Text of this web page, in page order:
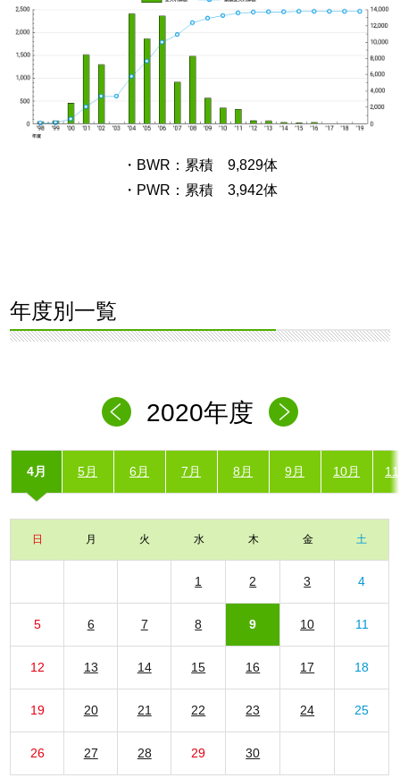
・BWR：累積 9,829体
・PWR：累積 3,942体
年度別一覧
2020年度
4月 5月 6月 7月 8月 9月 10月
日 月 火 水 木 金 土
1 2 3 4
5 6 7 8 9 10 11
12 13 14 15 16 17 18
19 20 21 22 23 24 25
26 27 28 29 30